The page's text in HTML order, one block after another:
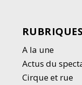
RUBRIQUES
A la une
Actus du
Cirque et rue